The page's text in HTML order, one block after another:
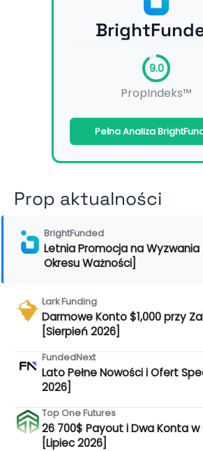
9.0
PropIndeks™
Pełna Analiza
Prop aktualności
BrightFunded
Letnia Promocja na
Okresu Ważności]
Lark Funding
Darmowe Konto $1,000 przy
[Sierpień 2026]
FundedNext
Lato Pełne Nowości i Ofert
2026]
Top One Futures
26 700$ Payout i Dwa Konta
[Lipiec 2026]